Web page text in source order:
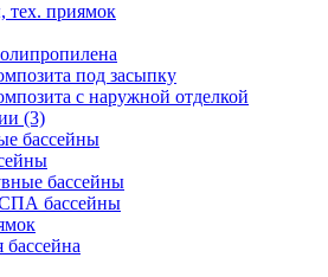
тех. приямок
под засыпку
с наружной отделкой
(3)
бассейны
бассейны
бассейны